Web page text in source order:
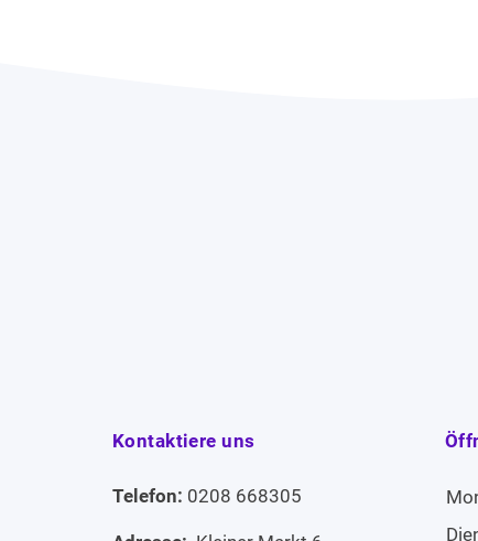
Kontaktiere uns
Telefon: 0208 668305